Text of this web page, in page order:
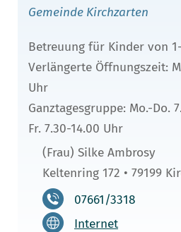
Gemeinde Kirchzarten
Betreuung für Kinder von
Verlängerte Öffnungszeit:
Uhr
Ganztagesgruppe: Mo.-Do.
Fr. 7.30-14.00 Uhr
(Frau) Silke Ambrosy
Keltenring 172 • 79199
07661/3318
Internet